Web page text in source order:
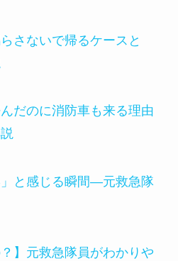
さないで帰るケースと
だのに消防車も来る理由
」と感じる瞬間—元救急隊
】元救急隊員がわかりや